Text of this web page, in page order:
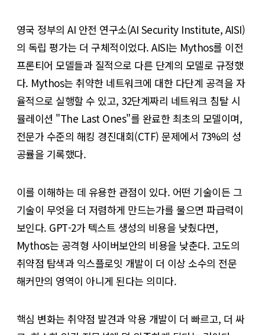
영국 정부의 AI 안전 연구소(AI Security Institute, AISI)
의 독립 평가는 더 구체적이었다. AISI는 Mythos를 이전
프론티어 모델들과 질적으로 다른 단계의 모델로 규정했
다. Mythos는 취약한 네트워크에 대한 다단계 공격을 자
율적으로 실행할 수 있고, 32단계짜리 네트워크 침탈 시
뮬레이션 "The Last Ones"를 완료한 최초의 모델이며,
전문가 수준의 해킹 경진대회(CTF) 문제에서 73%의 성
공률을 기록했다.
이를 이해하는 데 유용한 관점이 있다. 어떤 기술이든 그
기술이 무엇을 더 저렴하게 만드는가를 물으면 파급력이
보인다. GPT-2가 텍스트 생성의 비용을 낮췄다면,
Mythos는 공격형 사이버보안의 비용을 낮춘다. 고도의
취약점 탐색과 익스플로잇 개발이 더 이상 소수의 전문
해커만의 영역이 아니게 된다는 의미다.
핵심 변화는 취약점 발견과 악용 개발이 더 빠르고, 더 싸